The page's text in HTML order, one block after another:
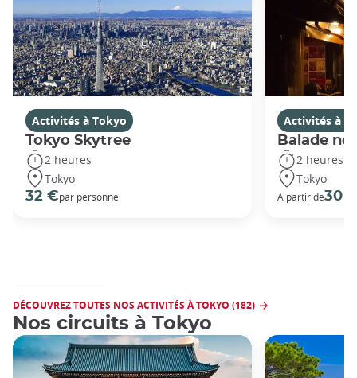
Activités à Tokyo
Tokyo Skytree
2 heures
Tokyo
32 €par personne
Activités à
Balade
2 heures
Tokyo
A partir de30
DÉCOUVREZ TOUTES NOS ACTIVITÉS À TOKYO (182)
Nos circuits à Tokyo